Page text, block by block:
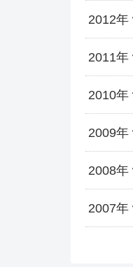
2012年
2011年
2010年
2009年
2008年
2007年